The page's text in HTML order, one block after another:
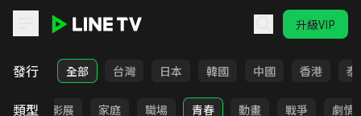
升級VIP
LINE TV - 電影
發行 全部 台灣 日本 韓國 中國 香港 泰
類型
奇幻 影展 家庭 職場 青春 動畫 戰爭 劇情